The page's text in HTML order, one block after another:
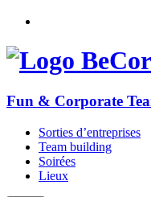
BeCorpo
Fun & Corporate
Sorties d’entreprises
Team building
Soirées
Lieux